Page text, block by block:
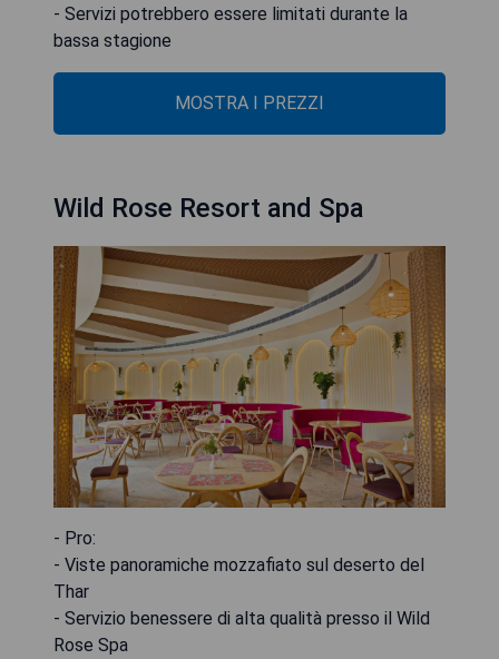
- Servizi potrebbero essere limitati durante la
bassa stagione
MOSTRA I PREZZI
Wild Rose Resort and Spa
- Pro:
- Viste panoramiche mozzafiato sul deserto del
Thar
- Servizio benessere di alta qualità presso il Wild
Rose Spa